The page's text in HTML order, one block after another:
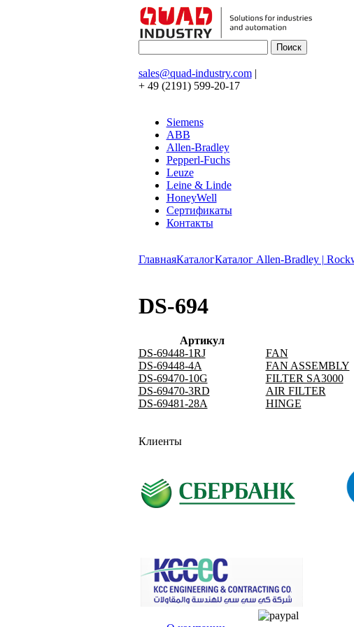
sales@quad-industry.com|
+ 49 (2191) 599-20-17
Siemens
ABB
Allen-Bradley
Pepperl-Fuchs
Leuze
Leine & Linde
HoneyWell
Сертификаты
Контакты
ГлавнаяКаталогКаталог Allen-Bradley |
DS-694
Артикул
DS-69448-1RJ
FAN
DS-69448-4A
FAN ASSEMBLY
DS-69470-10G
FILTER SA3000
DS-69470-3RD
AIR FILTER
DS-69481-28A
HINGE
Клиенты